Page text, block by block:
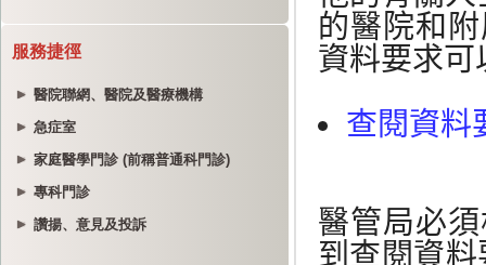
服務捷徑
醫院聯網、醫院及醫療機構
急症室
家庭醫學門診 (前稱普通科門診)
專科門診
讚揚、意見及投訴